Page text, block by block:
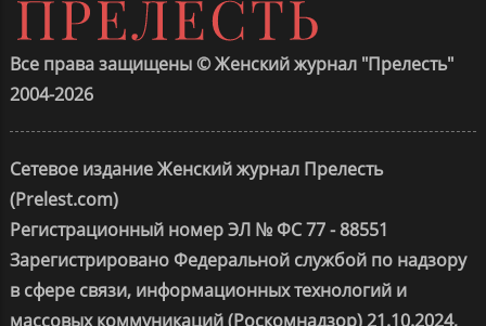
Все права защищены © Женский журнал "Прелесть"
2004-2026
Сетевое издание Женский журнал Прелесть
(Prelest.com)
Регистрационный номер ЭЛ № ФС 77 - 88551
Зарегистрировано Федеральной службой по надзору
в сфере связи, информационных технологий и
массовых коммуникаций (Роскомнадзор) 21.10.2024,